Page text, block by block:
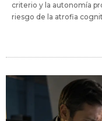
criterio y la autonomía
riesgo de la atrofia